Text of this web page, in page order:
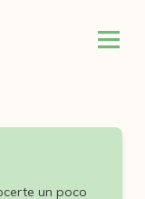
un poco